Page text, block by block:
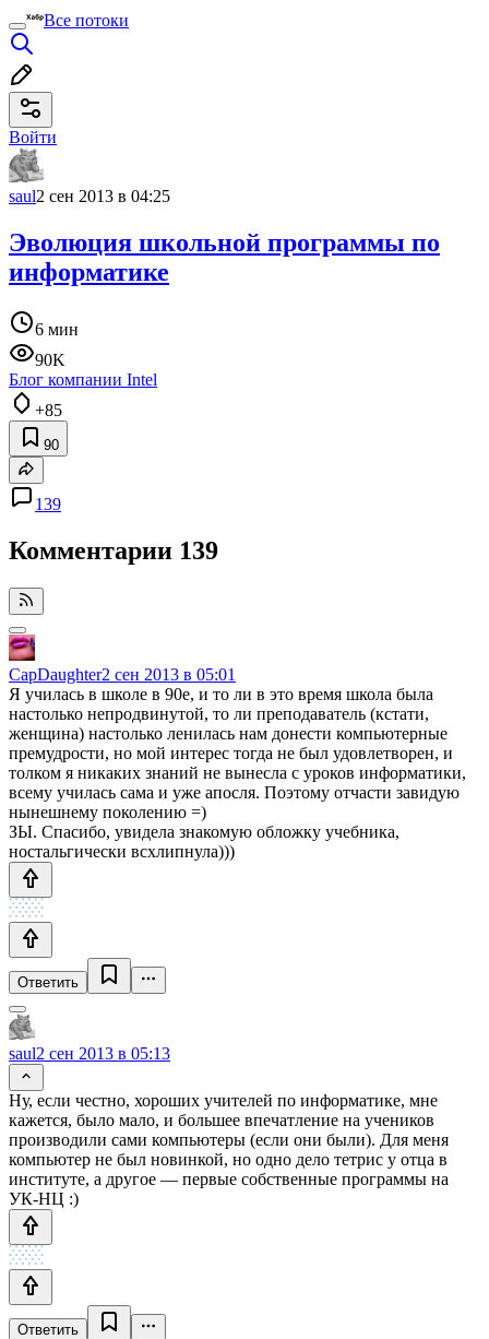
Все потоки
Войти
saul2 сен 2013 в 04:25
Эволюция школьной программы по
информатике
6 мин
90K
Блог компании Intel
+85
90
139
Комментарии 139
CapDaughter2 сен 2013 в 05:01
Я училась в школе в 90е, и то ли в это время школа была
настолько непродвинутой, то ли преподаватель (кстати,
женщина) настолько ленилась нам донести компьютерные
премудрости, но мой интерес тогда не был удовлетворен, и
толком я никаких знаний не вынесла с уроков информатики,
всему училась сама и уже апосля. Поэтому отчасти завидую
нынешнему поколению =)
ЗЫ. Спасибо, увидела знакомую обложку учебника,
ностальгически всхлипнула)))
Ответить
saul2 сен 2013 в 05:13
Ну, если честно, хороших учителей по информатике, мне
кажется, было мало, и большее впечатление на учеников
производили сами компьютеры (если они были). Для меня
компьютер не был новинкой, но одно дело тетрис у отца в
институте, а другое — первые собственные программы на
УК-НЦ :)
Ответить